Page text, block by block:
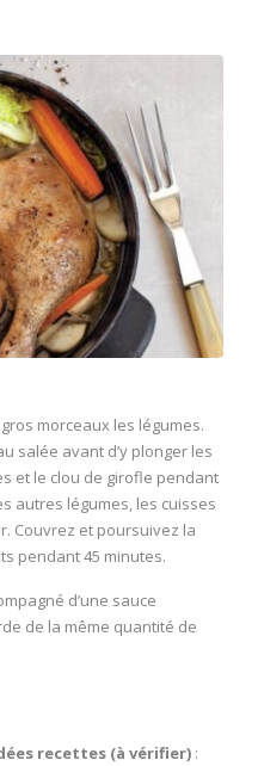
morceaux les légumes.
salée avant d’y plonger les
et le clou de girofle pendant
autres légumes, les cuisses
Couvrez et poursuivez la
pendant 45 minutes.
d’une sauce
de la même quantité de
recettes (à vérifier) :